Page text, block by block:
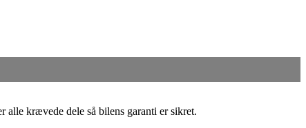
krævede dele så bilens garanti er sikret.